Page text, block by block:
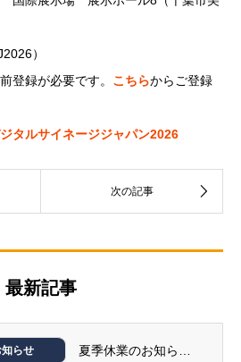
）
登録が必要です。 こちらからご登録
タルサイネージジャパン2026
最新記事
知らせ